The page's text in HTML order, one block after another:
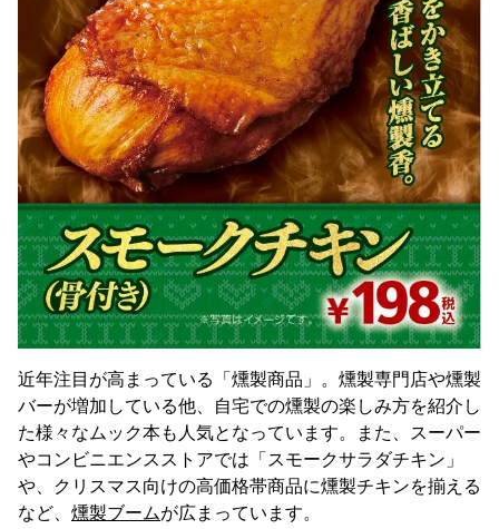
近年注目が高まっている「燻製商品」。燻製専門店や燻製
バーが増加している他、自宅での燻製の楽しみ方を紹介し
た様々なムック本も人気となっています。また、スーパー
やコンビニエンスストアでは「スモークサラダチキン」
や、クリスマス向けの高価格帯商品に燻製チキンを揃える
など、 燻製ブームが広まっています。